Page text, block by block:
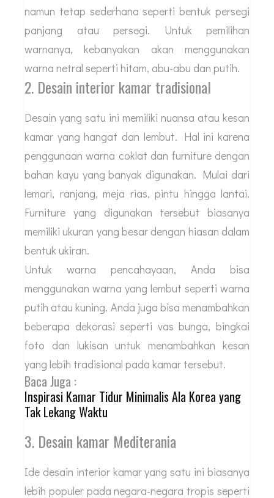
namun tetap sederhana seperti bentuk persegi
panjang atau persegi. Untuk pemilihan
warnanya, kebanyakan akan menggunakan
warna netral seperti hitam, abu-abu dan putih.
2. Desain interior kamar tradisional
Desain yang satu ini memiliki nuansa atau kesan
kamar yang hangat dan lembut. Hal ini karena
penggunaan warna coklat dan furniture dengan
bahan kayu yang banyak digunakan. Mulai dari
lemari, ranjang, meja rias, pintu hingga lantai.
Furniture yang digunakan tersebut biasanya
memiliki ukuran yang besar dengan hiasan dalam
bentuk ukiran.
Untuk warna pencahayaan, Anda bisa
menggunakan warna yang lembut seperti warna
putih atau kuning. Anda juga bisa menambahkan
beberapa dekorasi seperti vas bunga, bingkai
foto dan lukisan untuk menambahkan kesan
yang lebih tradisional pada kamar tersebut.
Baca Juga :
Inspirasi Kamar Tidur Minimalis Ala Korea yang
Tak Lekang Waktu
3. Desain kamar Mediterania
Ide desain interior kamar yang satu ini biasanya
lebih populer pada negara-negara tropis seperti